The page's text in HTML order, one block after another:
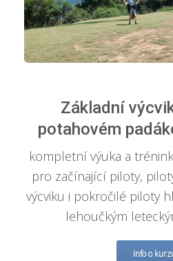
Základní
potahovém
kompletní výuka a
pro začínající piloty,
výcviku i pokročilé piloty
lehoučkým
Info o